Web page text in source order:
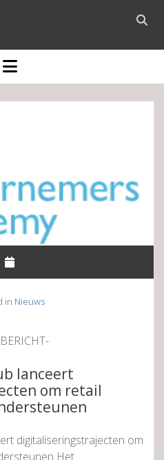
Open
bar
open
menu
in Nieuws
lanceert
om retail
digitaliseringstrajecten om
Het